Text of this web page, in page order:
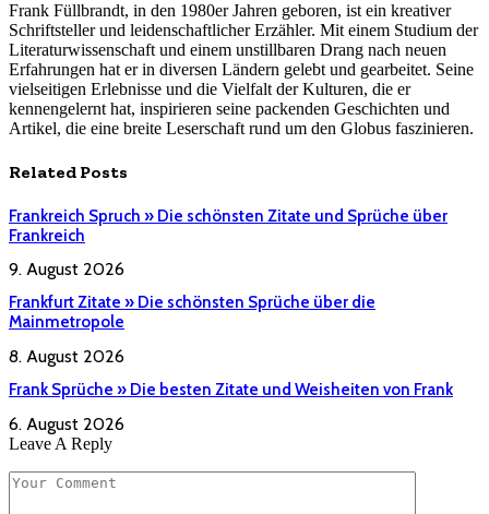
Frank Füllbrandt, in den 1980er Jahren geboren, ist ein kreativer
Schriftsteller und leidenschaftlicher Erzähler. Mit einem Studium der
Literaturwissenschaft und einem unstillbaren Drang nach neuen
Erfahrungen hat er in diversen Ländern gelebt und gearbeitet. Seine
vielseitigen Erlebnisse und die Vielfalt der Kulturen, die er
kennengelernt hat, inspirieren seine packenden Geschichten und
Artikel, die eine breite Leserschaft rund um den Globus faszinieren.
Related Posts
Frankreich Spruch » Die schönsten Zitate und Sprüche über
Frankreich
9. August 2026
Frankfurt Zitate » Die schönsten Sprüche über die
Mainmetropole
8. August 2026
Frank Sprüche » Die besten Zitate und Weisheiten von Frank
6. August 2026
Leave A Reply